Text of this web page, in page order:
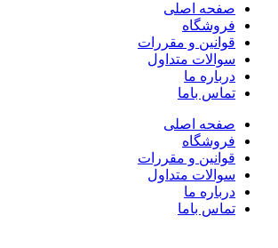
صفحه اصلی
فروشگاه
قوانین و مقررات
سوالات متداول
درباره ما
تماس باما
صفحه اصلی
فروشگاه
قوانین و مقررات
سوالات متداول
درباره ما
تماس باما